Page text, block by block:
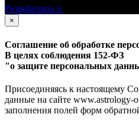
Разработано в
×
Соглашение об обработке
В целях соблюдения 152-ФЗ
"о защите персональных
Присоединяясь к настоящему
данные на сайте www.astrology-
заполнения полей форм